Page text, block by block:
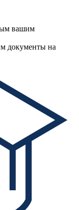
вашим
документы на